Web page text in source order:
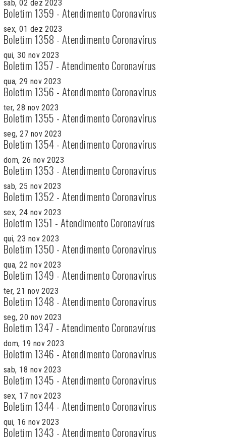
sab, 02 dez 2023
Boletim 1359 - Atendimento Coronavírus
sex, 01 dez 2023
Boletim 1358 - Atendimento Coronavírus
qui, 30 nov 2023
Boletim 1357 - Atendimento Coronavírus
qua, 29 nov 2023
Boletim 1356 - Atendimento Coronavírus
ter, 28 nov 2023
Boletim 1355 - Atendimento Coronavírus
seg, 27 nov 2023
Boletim 1354 - Atendimento Coronavírus
dom, 26 nov 2023
Boletim 1353 - Atendimento Coronavírus
sab, 25 nov 2023
Boletim 1352 - Atendimento Coronavírus
sex, 24 nov 2023
Boletim 1351 - Atendimento Coronavírus
qui, 23 nov 2023
Boletim 1350 - Atendimento Coronavírus
qua, 22 nov 2023
Boletim 1349 - Atendimento Coronavírus
ter, 21 nov 2023
Boletim 1348 - Atendimento Coronavírus
seg, 20 nov 2023
Boletim 1347 - Atendimento Coronavírus
dom, 19 nov 2023
Boletim 1346 - Atendimento Coronavírus
sab, 18 nov 2023
Boletim 1345 - Atendimento Coronavírus
sex, 17 nov 2023
Boletim 1344 - Atendimento Coronavírus
qui, 16 nov 2023
Boletim 1343 - Atendimento Coronavírus